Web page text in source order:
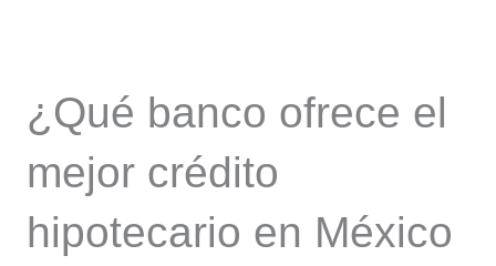
¿Qué banco ofrece el
mejor crédito
hipotecario en México